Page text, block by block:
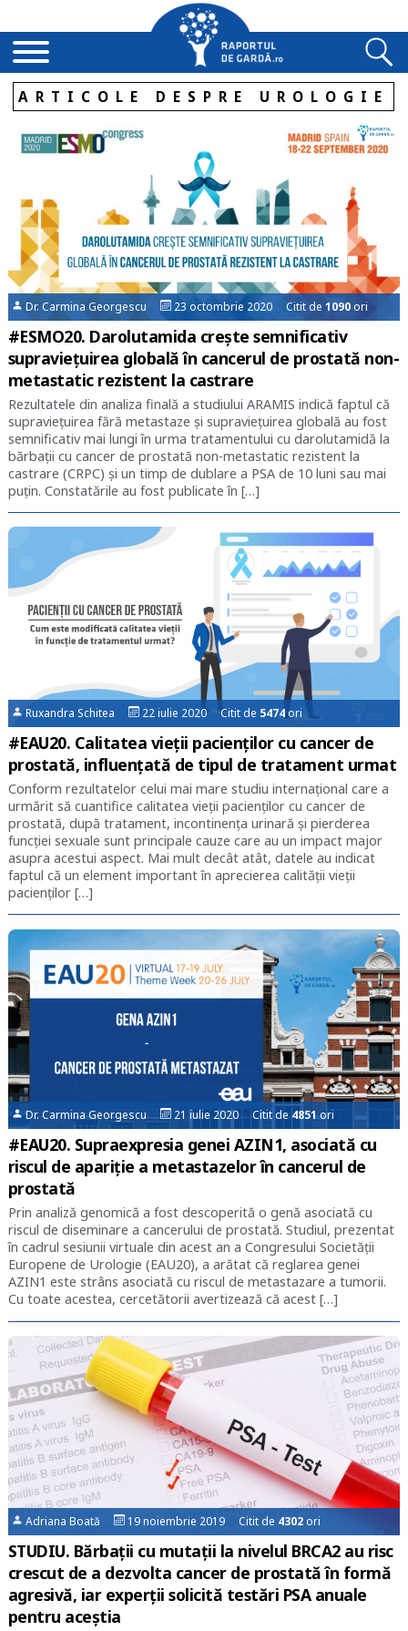
ARTICOLE DESPRE UROLOGIE
Dr. Carmina Georgescu 23 octombrie 2020 Citit de1090 ori
#ESMO20. Darolutamida crește semnificativ
supraviețuirea globală în cancerul de prostată non-
metastatic rezistent la castrare
Rezultatele din analiza finală a studiului ARAMIS indică faptul că
supraviețuirea fără metastaze și supraviețuirea globală au fost
semnificativ mai lungi în urma tratamentului cu darolutamidă la
bărbații cu cancer de prostată non-metastatic rezistent la
castrare (CRPC) și un timp de dublare a PSA de 10 luni sau mai
puțin. Constatările au fost publicate în […]
Ruxandra Schitea 22 iulie 2020 Citit de 5474ori
#EAU20. Calitatea vieții pacienților cu cancer de
prostată, influențată de tipul de tratament urmat
Conform rezultatelor celui mai mare studiu internațional care a
urmărit să cuantifice calitatea vieții pacienților cu cancer de
prostată, după tratament, incontinența urinară și pierderea
funcției sexuale sunt principale cauze care au un impact major
asupra acestui aspect. Mai mult decât atât, datele au indicat
faptul că un element important în aprecierea calității vieții
pacienților […]
Dr. Carmina Georgescu 21 iulie 2020 Citit de 4851ori
#EAU20. Supraexpresia genei AZIN1, asociată cu
riscul de apariție a metastazelor în cancerul de
prostată
Prin analiză genomică a fost descoperită o genă asociată cu
riscul de diseminare a cancerului de prostată. Studiul, prezentat
în cadrul sesiunii virtuale din acest an a Congresului Societății
Europene de Urologie (EAU20), a arătat că reglarea genei
AZIN1 este strâns asociată cu riscul de metastazare a tumorii.
Cu toate acestea, cercetătorii avertizează că acest […]
Adriana Boată 19 noiembrie 2019 Citit de 4302 ori
STUDIU. Bărbații cu mutații la nivelul BRCA2 au risc
crescut de a dezvolta cancer de prostată în formă
agresivă, iar experții solicită testări PSA anuale
pentru aceștia